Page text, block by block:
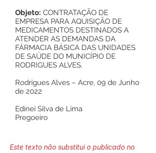
Objeto: CONTRATAÇÃO DE
EMPRESA PARA AQUISIÇÃO DE
MEDICAMENTOS DESTINADOS A
ATENDER AS DEMANDAS DA
FÁRMACIA BÁSICA DAS UNIDADES
DE SAÚDE DO MUNICÍPIO DE
RODRIGUES ALVES.
Rodrigues Alves – Acre, 09 de Junho
de 2022
Edinei Silva de Lima
Pregoeiro
Este texto não substitui o publicado no